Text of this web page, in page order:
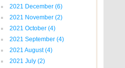
2021 December (6)
2021 November (2)
2021 October (4)
2021 September (4)
2021 August(4)
2021 July (2)